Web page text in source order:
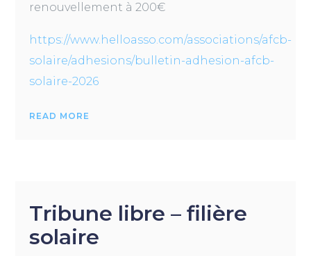
renouvellement à 200€
https://www.helloasso.com/associations/afcb-
solaire/adhesions/bulletin-adhesion-afcb-
solaire-2026
READ MORE
Tribune libre – filière
solaire